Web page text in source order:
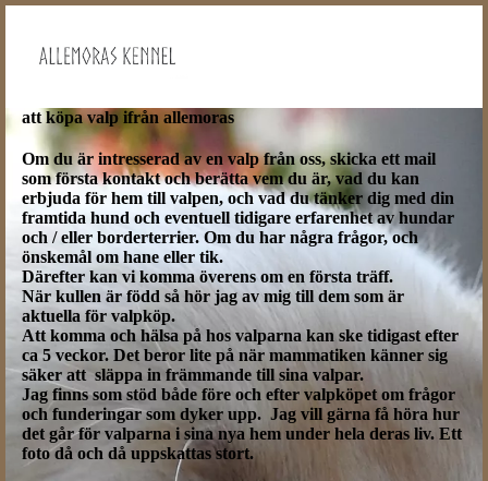
att köpa valp ifrån allemoras
Om du är intresserad av en valp från oss, skicka ett mail
som första kontakt och berätta vem du är, vad du kan
erbjuda för hem till valpen, och vad du tänker dig med din
framtida hund och eventuell tidigare erfarenhet av hundar
och / eller borderterrier. Om du har några frågor, och
önskemål om hane eller tik.
Därefter kan vi komma överens om en första träff.
När kullen är född så hör jag av mig till dem som är
aktuella för valpköp.
Att komma och hälsa på hos valparna kan ske tidigast efter
ca 5 veckor. Det beror lite på när mammatiken känner sig
säker att släppa in främmande till sina valpar.
Jag finns som stöd både före och efter valpköpet om frågor
och funderingar som dyker upp. Jag vill gärna få höra hur
det går för valparna i sina nya hem under hela deras liv. Ett
foto då och då uppskattas stort.